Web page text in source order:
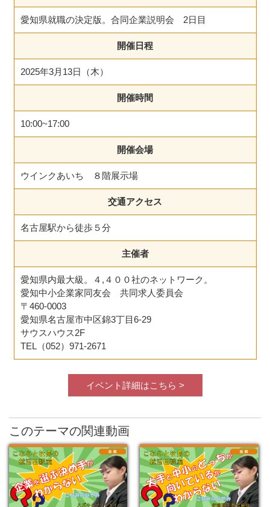
愛知県就職の決定版。合同企業説明会 2日目
開催日程
2025年3月13日（木）
開催時間
10:00~17:00
開催会場
ウインクあいち ８階展示場
交通アクセス
名古屋駅から徒歩５分
主催者
愛知県内最大級。４,４００社のネットワーク。
愛知中小企業家同友会 共同求人委員会
〒460-0003
愛知県名古屋市中区錦3丁目6-29
サウスハウス2F
TEL（052）971-2671
イベント詳細はこちら >
このテーマの関連動画